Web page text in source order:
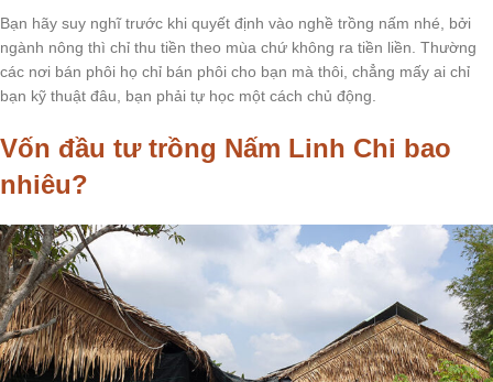
Bạn hãy suy nghĩ trước khi quyết định vào nghề trồng nấm nhé, bởi
ngành nông thì chỉ thu tiền theo mùa chứ không ra tiền liền. Thường
các nơi bán phôi họ chỉ bán phôi cho bạn mà thôi, chẳng mấy ai chỉ
bạn kỹ thuật đâu, bạn phải tự học một cách chủ động.
Vốn đầu tư trồng Nấm Linh Chi bao
nhiêu?